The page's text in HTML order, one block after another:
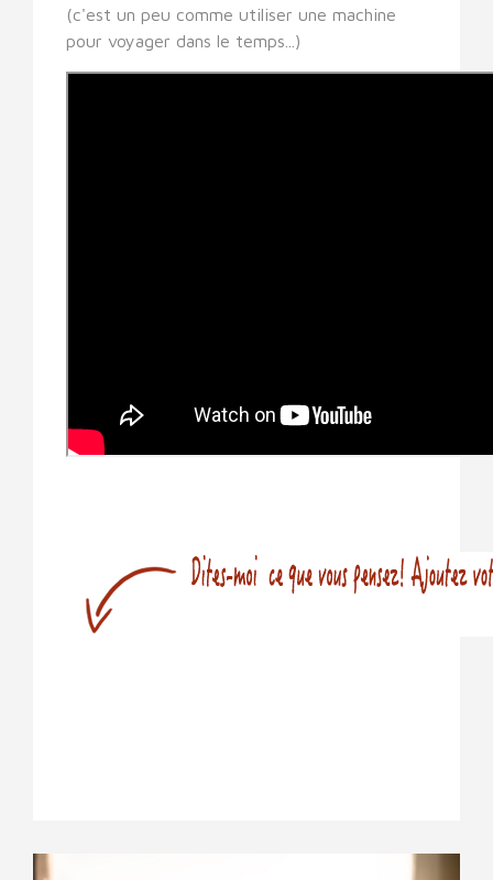
(c'est un peu comme utiliser une machine
pour voyager dans le temps...)